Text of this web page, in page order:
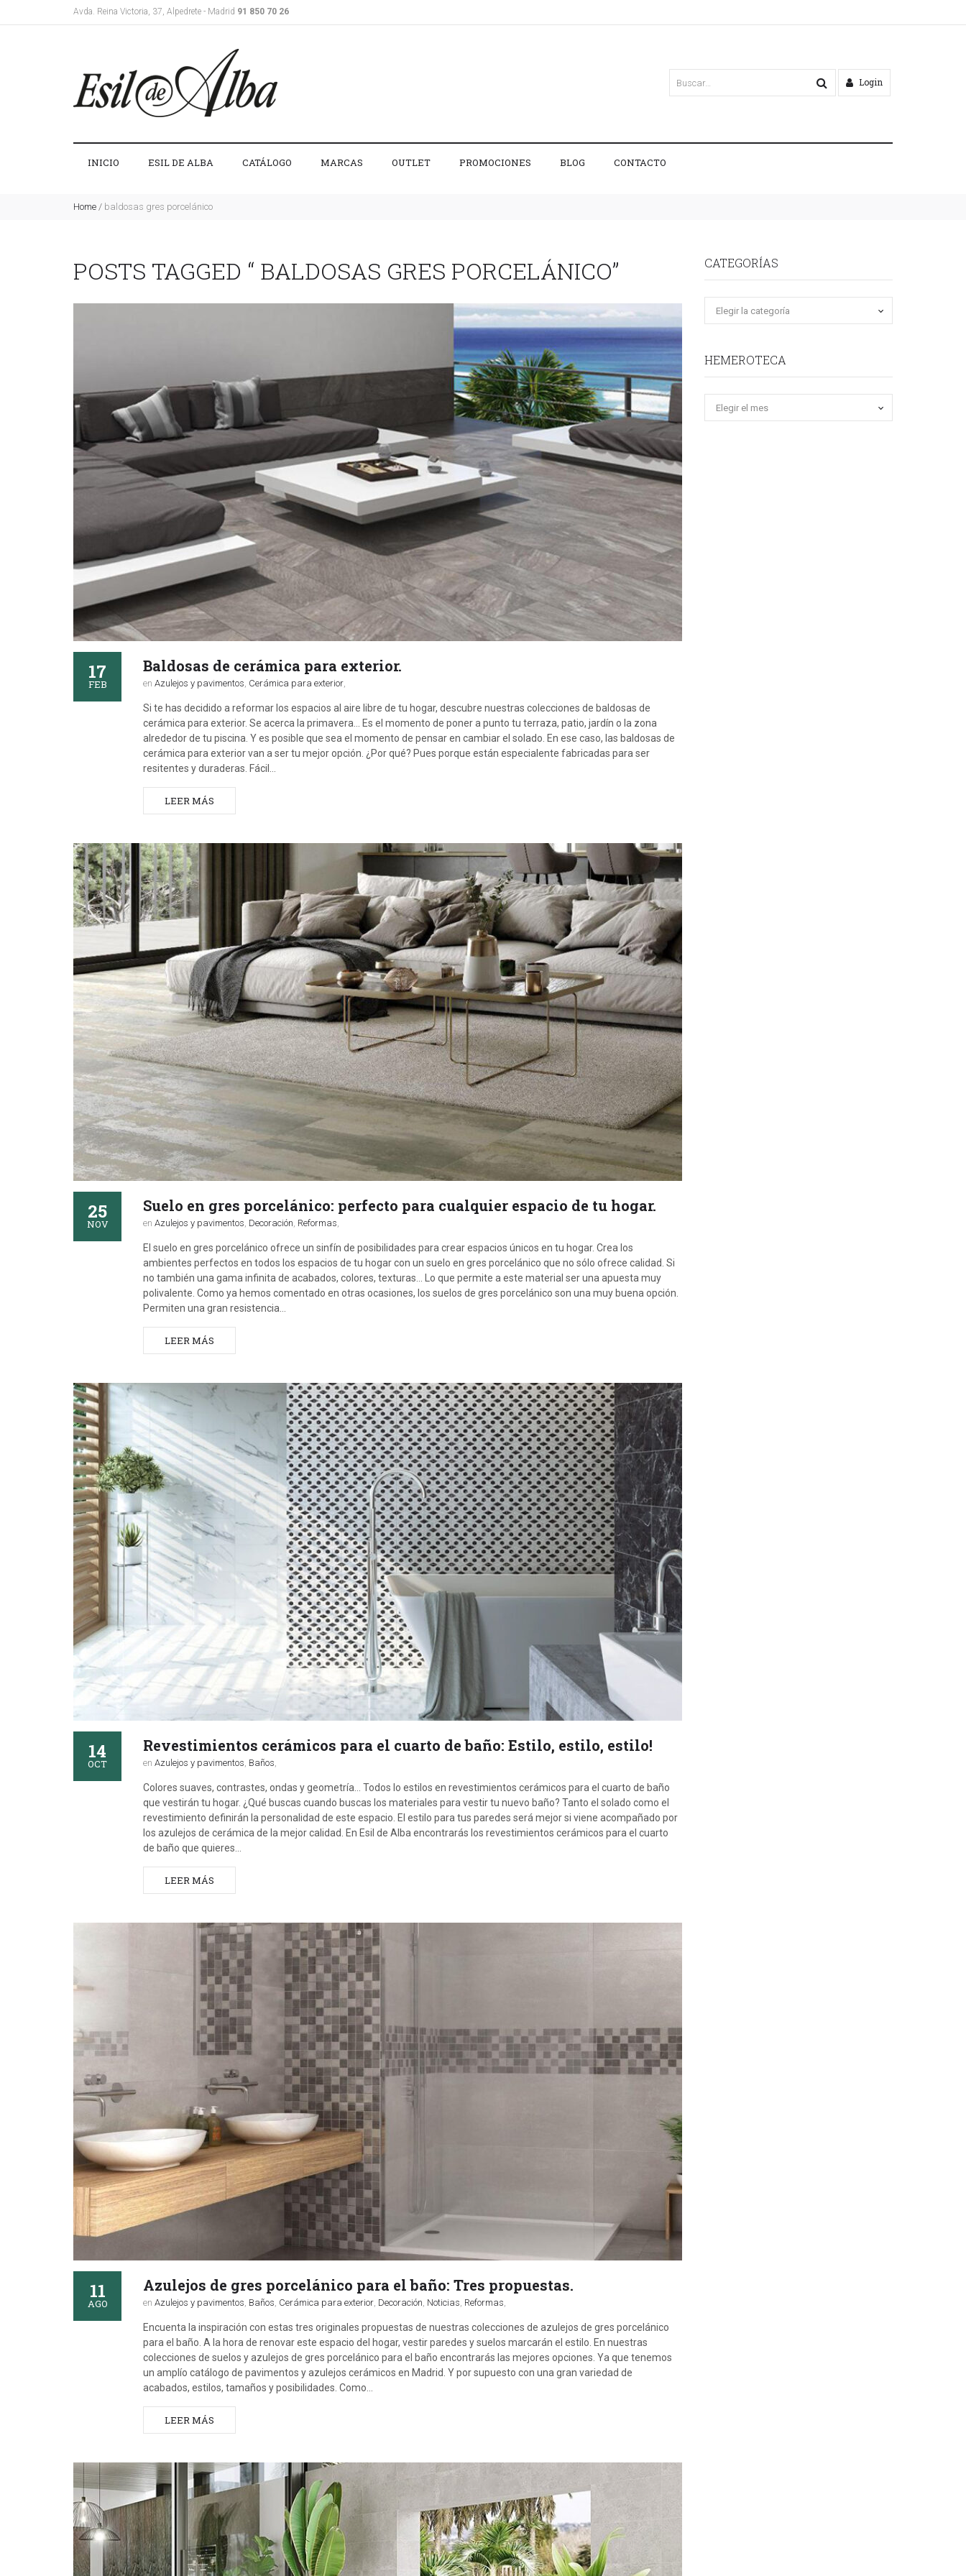
Avda. Reina Victoria, 37, Alpedrete - Madrid 91 850 70 26
Login
INICIO ESIL DE ALBA CATÁLOGO MARCAS OUTLET PROMOCIONES BLOG CONTACTO
Home / baldosas gres porcelánico
CATEGORÍAS
HEMEROTECA
POSTS TAGGED “ BALDOSAS GRES PORCELÁNICO”
17
FEB
Baldosas de cerámica para exterior.
en Azulejos y pavimentos, Cerámica para exterior,
Si te has decidido a reformar los espacios al aire libre de tu hogar, descubre nuestras colecciones de baldosas de
cerámica para exterior. Se acerca la primavera... Es el momento de poner a punto tu terraza, patio, jardín o la zona
alrededor de tu piscina. Y es posible que sea el momento de pensar en cambiar el solado. En ese caso, las baldosas de
cerámica para exterior van a ser tu mejor opción. ¿Por qué? Pues porque están especialente fabricadas para ser
resitentes y duraderas. Fácil…
LEER MÁS
25
NOV
Suelo en gres porcelánico: perfecto para cualquier espacio de tu hogar.
en Azulejos y pavimentos, Decoración, Reformas,
El suelo en gres porcelánico ofrece un sinfín de posibilidades para crear espacios únicos en tu hogar. Crea los
ambientes perfectos en todos los espacios de tu hogar con un suelo en gres porcelánico que no sólo ofrece calidad. Si
no también una gama infinita de acabados, colores, texturas... Lo que permite a este material ser una apuesta muy
polivalente. Como ya hemos comentado en otras ocasiones, los suelos de gres porcelánico son una muy buena opción.
Permiten una gran resistencia…
LEER MÁS
14
OCT
Revestimientos cerámicos para el cuarto de baño: Estilo, estilo, estilo!
en Azulejos y pavimentos, Baños,
Colores suaves, contrastes, ondas y geometría… Todos lo estilos en revestimientos cerámicos para el cuarto de baño
que vestirán tu hogar. ¿Qué buscas cuando buscas los materiales para vestir tu nuevo baño? Tanto el solado como el
revestimiento definirán la personalidad de este espacio. El estilo para tus paredes será mejor si viene acompañado por
los azulejos de cerámica de la mejor calidad. En Esil de Alba encontrarás los revestimientos cerámicos para el cuarto
de baño que quieres…
LEER MÁS
11
AGO
Azulejos de gres porcelánico para el baño: Tres propuestas.
en Azulejos y pavimentos, Baños, Cerámica para exterior, Decoración, Noticias, Reformas,
Encuenta la inspiración con estas tres originales propuestas de nuestras colecciones de azulejos de gres porcelánico
para el baño. A la hora de renovar este espacio del hogar, vestir paredes y suelos marcarán el estilo. En nuestras
colecciones de suelos y azulejos de gres porcelánico para el baño encontrarás las mejores opciones. Ya que tenemos
un amplío catálogo de pavimentos y azulejos cerámicos en Madrid. Y por supuesto con una gran variedad de
acabados, estilos, tamaños y posibilidades. Como…
LEER MÁS